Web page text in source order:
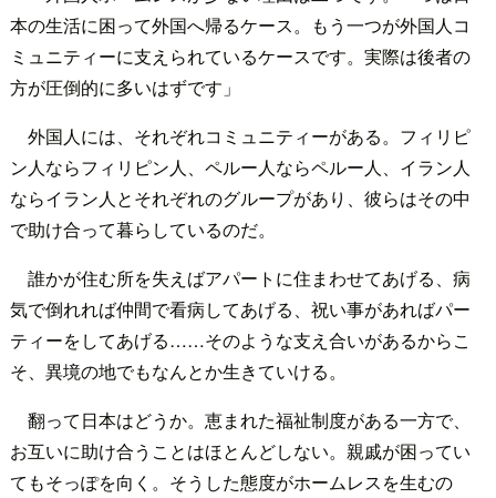
本の生活に困って外国へ帰るケース。もう一つが外国人コ
ミュニティーに支えられているケースです。実際は後者の
方が圧倒的に多いはずです」
外国人には、それぞれコミュニティーがある。フィリピ
ン人ならフィリピン人、ペルー人ならペルー人、イラン人
ならイラン人とそれぞれのグループがあり、彼らはその中
で助け合って暮らしているのだ。
誰かが住む所を失えばアパートに住まわせてあげる、病
気で倒れれば仲間で看病してあげる、祝い事があればパー
ティーをしてあげる……そのような支え合いがあるからこ
そ、異境の地でもなんとか生きていける。
翻って日本はどうか。恵まれた福祉制度がある一方で、
お互いに助け合うことはほとんどしない。親戚が困ってい
てもそっぽを向く。そうした態度がホームレスを生むの